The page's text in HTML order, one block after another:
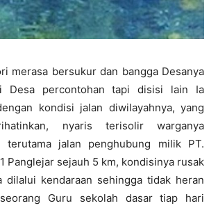
merasa bersukur dan bangga Desanya
Desa percontohan tapi disisi lain Ia
kondisi jalan diwilayahnya, yang
nyaris terisolir warganya
terutama jalan penghubung milik PT.
Panglejar sejauh 5 km, kondisinya rusak
dilalui kendaraan sehingga tidak heran
Guru sekolah dasar tiap hari